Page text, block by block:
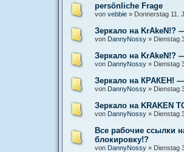
persönliche Frage
von vebbie » Donnerstag 11.
Зеркало на KrAkeN!?
von DannyNossy » Dienstag
Зеркало на KrAkeN!?
von DannyNossy » Dienstag
Зеркало на КРАКЕН!
von DannyNossy » Dienstag
Зеркало на KRAKEN
von DannyNossy » Dienstag
Все рабочие ссылки
блокировку!?
von DannyNossy » Dienstag